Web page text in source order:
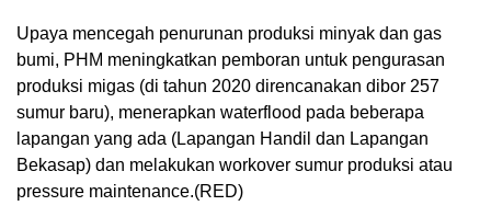
Upaya mencegah penurunan produksi minyak dan gas
bumi, PHM meningkatkan pemboran untuk pengurasan
produksi migas (di tahun 2020 direncanakan dibor 257
sumur baru), menerapkan waterflood pada beberapa
lapangan yang ada (Lapangan Handil dan Lapangan
Bekasap) dan melakukan workover sumur produksi atau
pressure maintenance.(RED)